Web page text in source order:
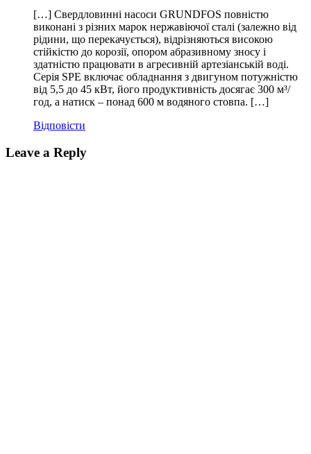
[…] Свердловинні насоси GRUNDFOS повністю
виконані з різних марок нержавіючої сталі (залежно від
рідини, що перекачується), відрізняються високою
стійкістю до корозії, опором абразивному зносу і
здатністю працювати в агресивній артезіанській воді.
Серія SPE включає обладнання з двигуном потужністю
від 5,5 до 45 кВт, його продуктивність досягає 300 м³/
год, а натиск – понад 600 м водяного стовпа. […]
Відповіcти
Leave a Reply